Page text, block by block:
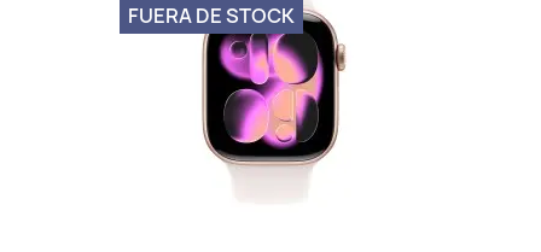
FUERA DE STOCK